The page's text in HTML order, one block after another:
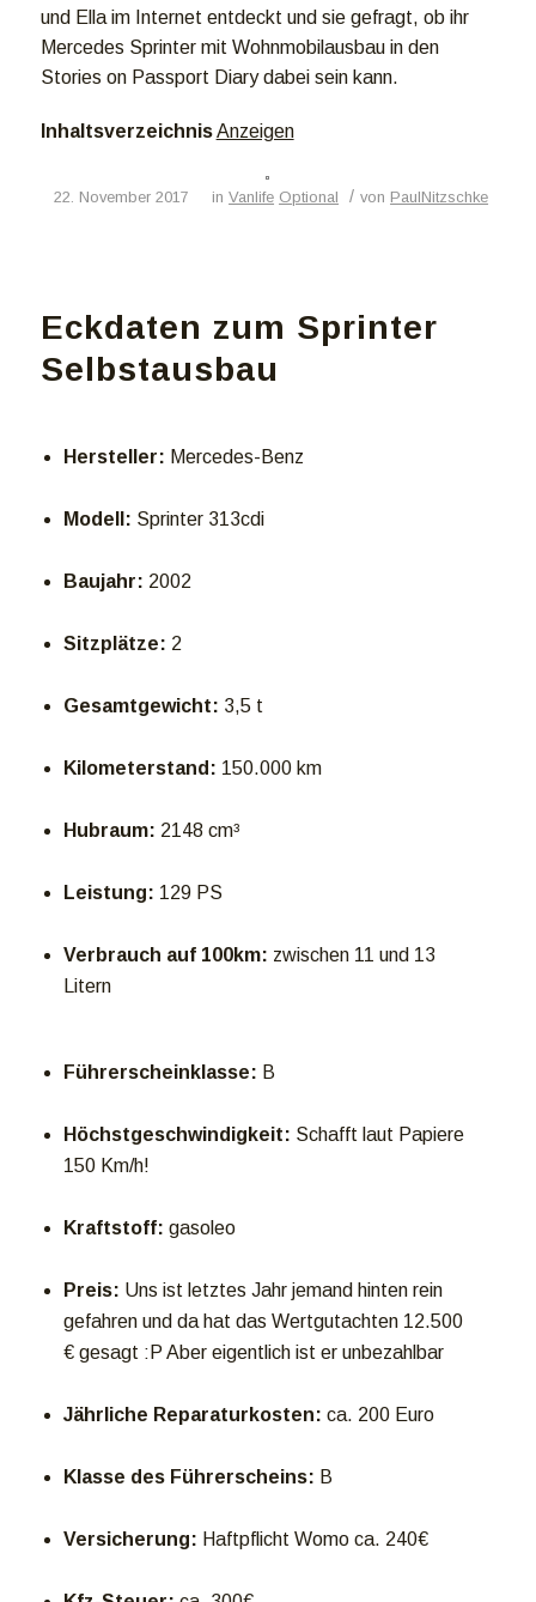
und Ella im Internet entdeckt und sie gefragt, ob ihr
Mercedes Sprinter mit Wohnmobilausbau in den
Stories on Passport Diary dabei sein kann.
Inhaltsverzeichnis Anzeigen
22. November 2017 inVanlife Optional / von PaulNitzschke
Eckdaten zum Sprinter
Selbstausbau
Hersteller: Mercedes-Benz
Modell: Sprinter 313cdi
Baujahr: 2002
Sitzplätze: 2
Gesamtgewicht: 3,5 t
Kilometerstand: 150.000 km
Hubraum: 2148 cm³
Leistung: 129 PS
Verbrauch auf 100km: zwischen 11 und 13
Litern
Führerscheinklasse: B
Höchstgeschwindigkeit: Schafft laut Papiere
150 Km/h!
Kraftstoff: gasoleo
Preis: Uns ist letztes Jahr jemand hinten rein
gefahren und da hat das Wertgutachten 12.500
€ gesagt :P Aber eigentlich ist er unbezahlbar
Jährliche Reparaturkosten: ca. 200 Euro
Klasse des Führerscheins: B
Versicherung: Haftpflicht Womo ca. 240€